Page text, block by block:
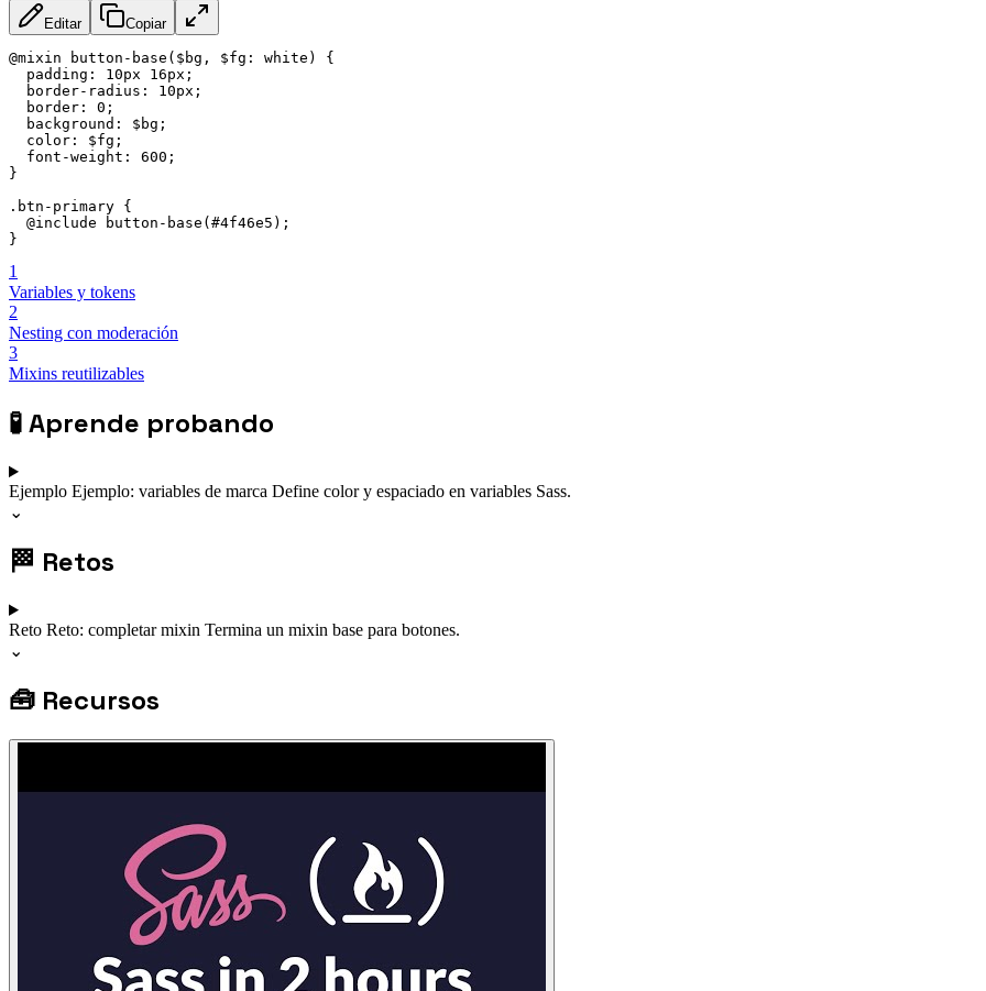
Editar Copiar
@mixin button-base($bg, $fg: white) {
  padding: 10px 16px;
  border-radius: 10px;
  border: 0;
  background: $bg;
  color: $fg;
  font-weight: 600;
}
.btn-primary {
  @include button-base(#4f46e5);
}
1
Variables y tokens
2
Nesting con moderación
3
Mixins reutilizables
🧪Aprende probando
Ejemplo Ejemplo: variables de marca Define color y espaciado en variables Sass.
⌄
🏁 Retos
Reto Reto: completar mixin Termina un mixin base para botones.
⌄
🧰 Recursos